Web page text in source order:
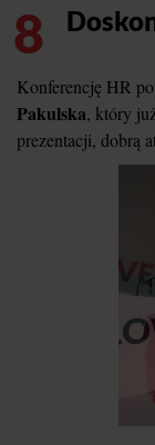
8
Konferencję HR
Pakulska, który
prezentacji, dobrą